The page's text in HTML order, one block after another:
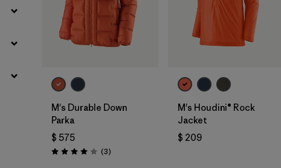
M's Durable Down
Parka
$ 575
Valoración: 4.0 / 5
(3Comentarios
)
M's Houdini® Rock
Jacket
$ 209